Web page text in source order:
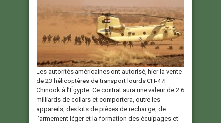
Les autorités américaines ont autorisé, hier la vente
de 23 hélicoptères de transport lourds CH-47F
Chinook à l’Égypte. Ce contrat aura une valeur de 2.6
milliards de dollars et comportera, outre les
appareils, des kits de pièces de rechange, de
l’armement léger et la formation des équipages et